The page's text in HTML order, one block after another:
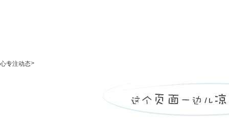
心专注动态>